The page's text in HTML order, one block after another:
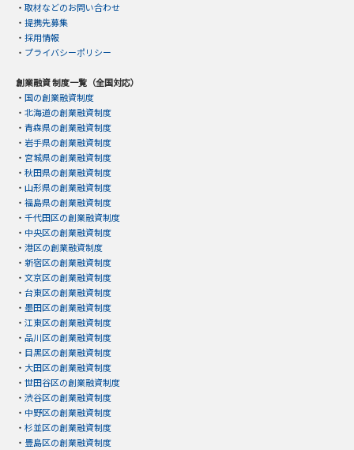
・ 取材などのお問い合わせ
・ 提携先募集
・ 採用情報
・ プライバシーポリシー
創業融資 制度一覧（全国対応）
・ 国の創業融資制度
・ 北海道の創業融資制度
・ 青森県の創業融資制度
・ 岩手県の創業融資制度
・ 宮城県の創業融資制度
・ 秋田県の創業融資制度
・ 山形県の創業融資制度
・ 福島県の創業融資制度
・ 千代田区の創業融資制度
・ 中央区の創業融資制度
・ 港区の創業融資制度
・ 新宿区の創業融資制度
・ 文京区の創業融資制度
・ 台東区の創業融資制度
・ 墨田区の創業融資制度
・ 江東区の創業融資制度
・ 品川区の創業融資制度
・ 目黒区の創業融資制度
・ 大田区の創業融資制度
・ 世田谷区の創業融資制度
・ 渋谷区の創業融資制度
・ 中野区の創業融資制度
・ 杉並区の創業融資制度
・ 豊島区の創業融資制度